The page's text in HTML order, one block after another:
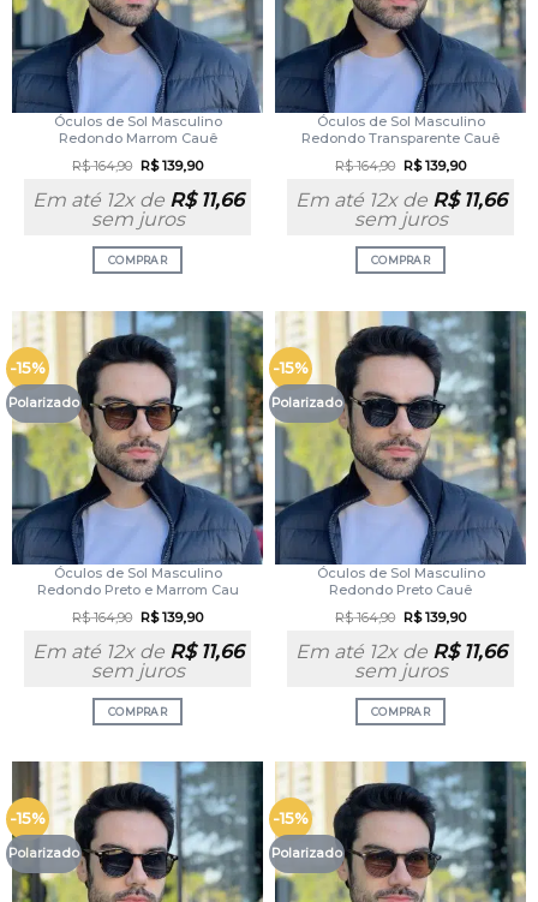
Óculos de Sol Masculino
Redondo Marrom Cauê
R$164,90 R$139,90
Em até 12x de R$11,66
sem juros
COMPRAR
Óculos de Sol Masculino
Redondo Transparente Cauê
R$164,90 R$139,90
Em até 12x de R$11,66
sem juros
COMPRAR
-15%
Polarizado
Óculos de Sol Masculino
Redondo Preto e Marrom Cau
R$164,90 R$139,90
Em até 12x de R$11,66
sem juros
COMPRAR
-15%
Polarizado
Óculos de Sol Masculino
Redondo Preto Cauê
R$164,90 R$139,90
Em até 12x de R$11,66
sem juros
COMPRAR
-15%
Polarizado
-15%
Polarizado